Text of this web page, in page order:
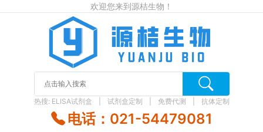
欢迎您来到源桔生物！
热搜: ELISA试剂盒 试剂盒定制 免费代测 抗体定制
电话：021-54479081